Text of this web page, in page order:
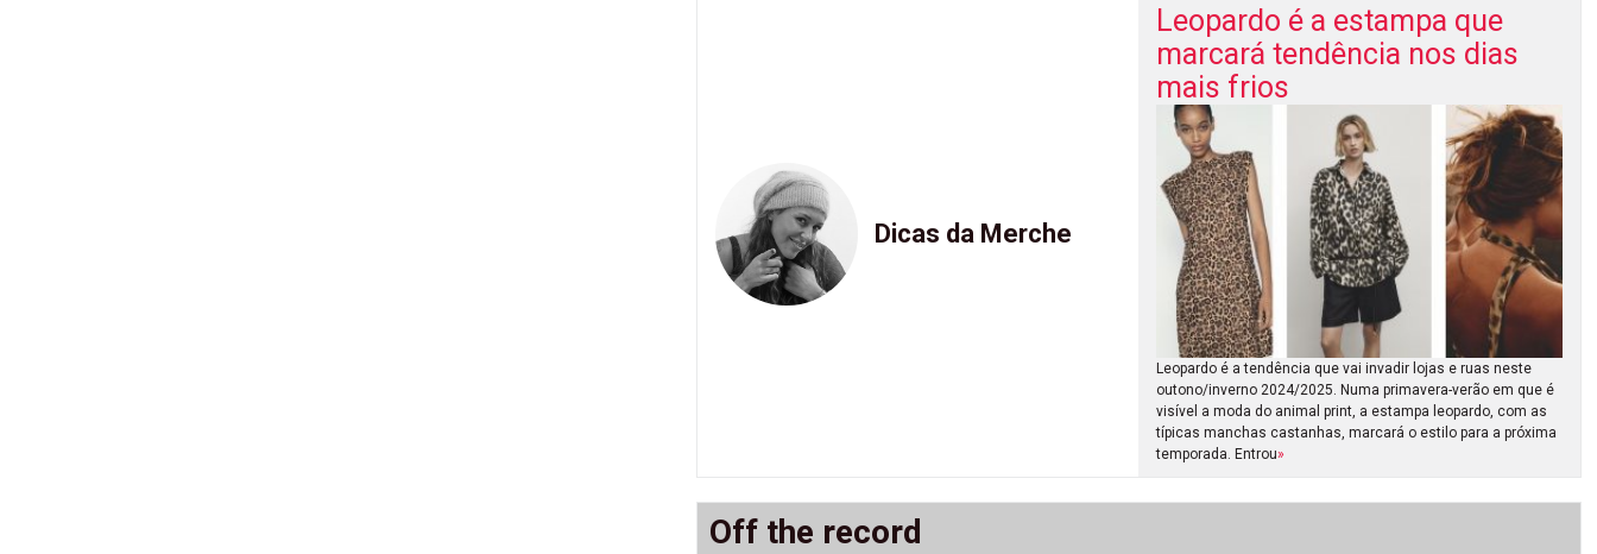
Dicas da Merche
Leopardo é a estampa que
marcará tendência nos dias
mais frios
Leopardo é a tendência que vai invadir lojas e ruas neste
outono/inverno 2024/2025. Numa primavera-verão em que é
visível a moda do animal print, a estampa leopardo, com as
típicas manchas castanhas, marcará o estilo para a próxima
temporada. Entrou»
Off the record